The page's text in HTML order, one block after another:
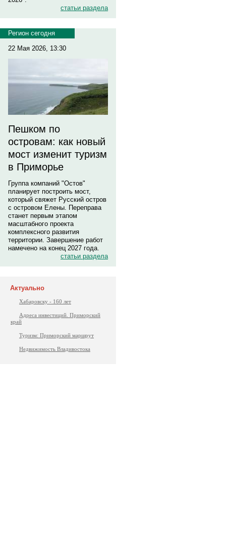
статьи раздела
Регион сегодня
22 Мая 2026, 13:30
Пешком по
островам: как новый
мост изменит туризм
в Приморье
Группа компаний "Остов"
планирует построить мост,
который свяжет Русский остров
с островом Елены. Переправа
станет первым этапом
масштабного проекта
комплексного развития
территории. Завершение работ
намечено на конец 2027 года.
статьи раздела
Актуально
Хабаровску - 160 лет
Адреса инвестиций. Приморский
край
Туризм: Приморский маршрут
Недвижимость Владивостока